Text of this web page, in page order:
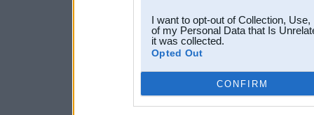
I want to opt-out of Collection,
of my Personal Data that Is
it was collected.
Opted Out
CONFIRM